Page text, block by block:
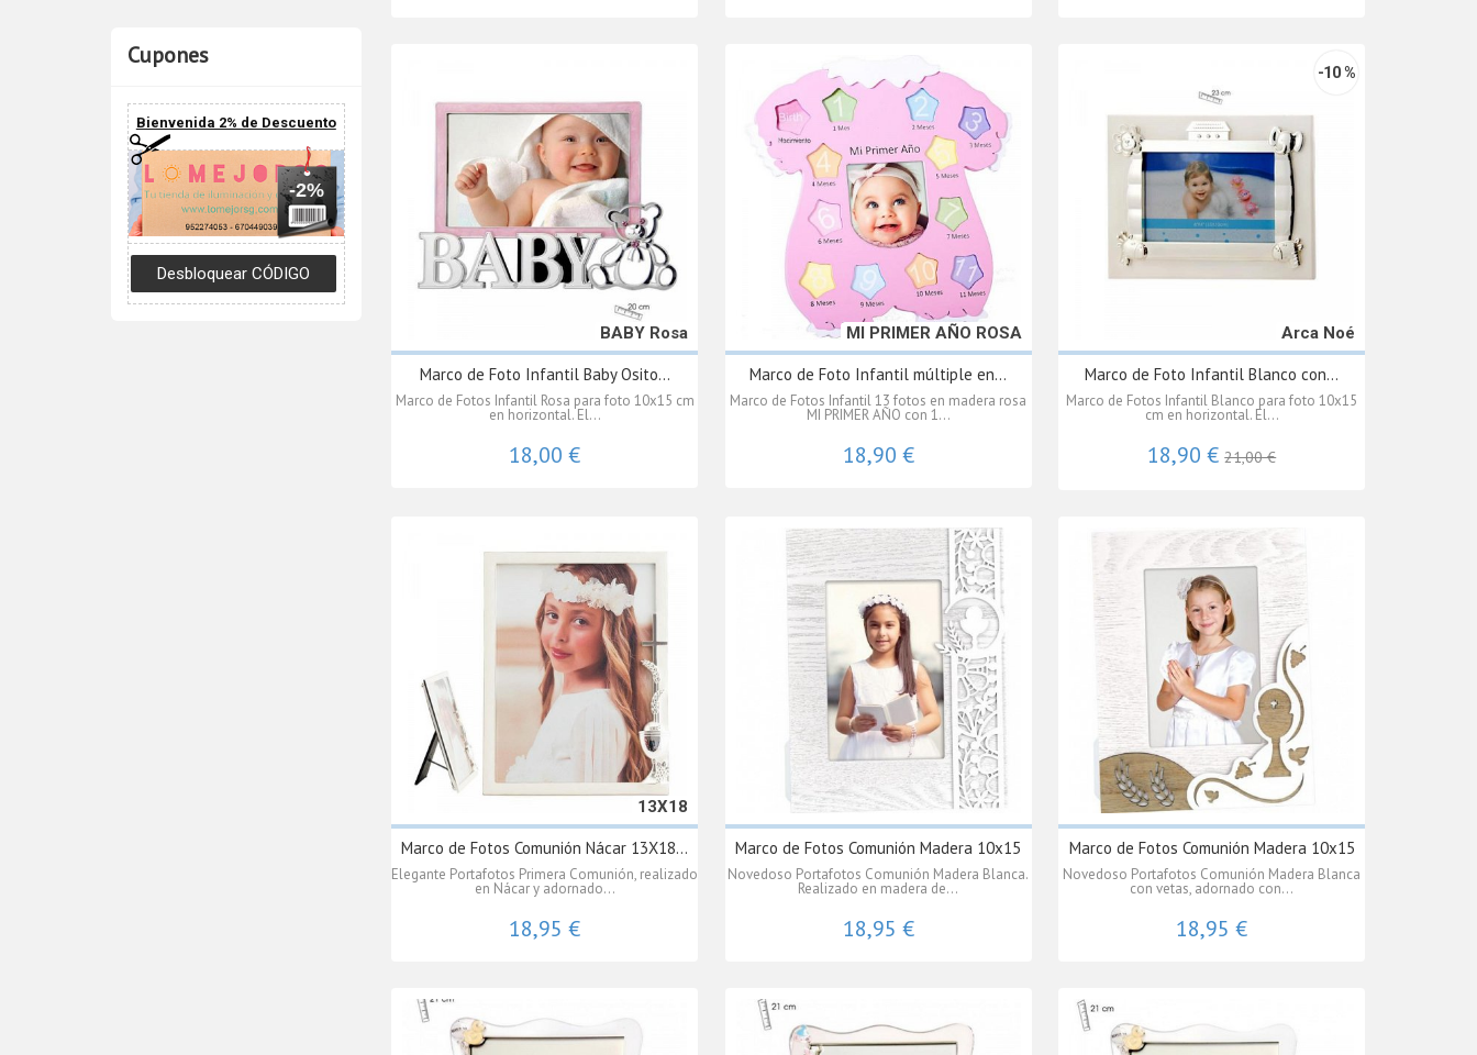
Cupones
Bienvenida 2% de Descuento
-2%
BABY Rosa
Marco de Foto Infantil Baby Osito...
Marco de Fotos Infantil Rosa para foto 10x15 cm
en horizontal. El...
18,00 €
MI PRIMER AÑO ROSA
Marco de Foto Infantil múltiple en...
Marco de Fotos Infantil 13 fotos en madera rosa
MI PRIMER AÑO con 1...
18,90 €
Arca Noé
-10 %
Marco de Foto Infantil Blanco con...
Marco de Fotos Infantil Blanco para foto 10x15
cm en horizontal. El...
18,90 €21,00 €
13X18
Marco de Fotos Comunión Nácar 13X18...
Elegante Portafotos Primera Comunión, realizado
en Nácar y adornado...
18,95 €
Marco de Fotos Comunión Madera 10x15
Novedoso Portafotos Comunión Madera Blanca.
Realizado en madera de...
18,95 €
Marco de Fotos Comunión Madera 10x15
Novedoso Portafotos Comunión Madera Blanca
con vetas, adornado con...
18,95 €